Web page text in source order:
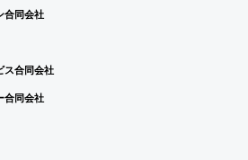
合同会社
ス合同会社
合同会社